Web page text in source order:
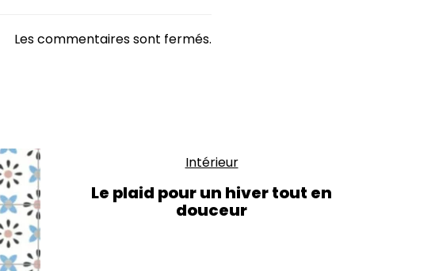
Les commentaires sont fermés.
Intérieur
Le plaid pour un hiver tout en
douceur